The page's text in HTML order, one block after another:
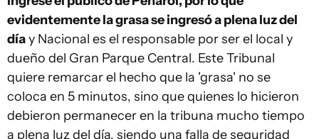
evidentemente la grasa se ingresó a plena luz del
díay Nacional es el responsable por ser el local y
dueño del Gran Parque Central. Este Tribunal
quiere remarcar el hecho que la 'grasa' no se
coloca en 5 minutos, sino que quienes lo hicieron
debieron permanecer en la tribuna mucho tiempo
a plena luz del día, siendo una falla de seguridad